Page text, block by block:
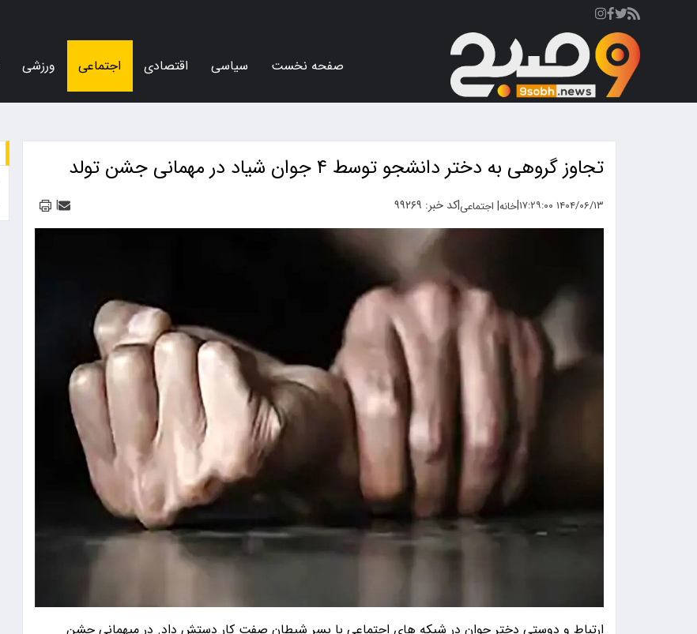
صفحه نخست سیاسی اقتصادی اجتماعی ورزشی
تجاوز گروهی به دختر دانشجو توسط ۴ جوان شیاد در مهمانی جشن تولد
۱۴۰۴/۰۶/۱۳ ۱۷:۲۹:۰۰ |خانه| اجتماعی|کد خبر: ۹۹۲۶۹ |
ارتباط و دوستی دختر جوان در شبکه های اجتماعی با پسر شیطان صفت کار دستش داد. در میهمانی جشن